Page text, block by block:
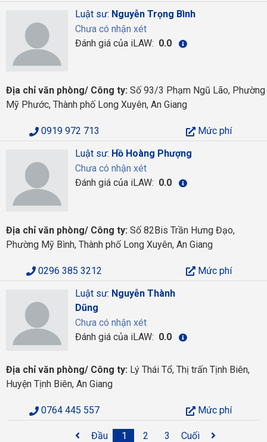
Luật sư: Nguyễn Trọng Bình
Chưa có nhận xét
Đánh giá của iLAW: 0.0
Địa chỉ văn phòng/ Công ty: Số 93/3 Phạm Ngũ Lão, Phường
Mỹ Phước, Thành phố Long Xuyên, An Giang
0919 972 713
Mức phí
Luật sư: Hồ Hoàng Phượng
Chưa có nhận xét
Đánh giá của iLAW: 0.0
Địa chỉ văn phòng/ Công ty: Số 82Bis Trần Hưng Đạo,
Phường Mỹ Bình, Thành phố Long Xuyên, An Giang
0296 385 3212
Mức phí
Luật sư: Nguyễn Thành
Dũng
Chưa có nhận xét
Đánh giá của iLAW: 0.0
Địa chỉ văn phòng/ Công ty: Lý Thái Tổ, Thị trấn Tịnh Biên,
Huyện Tịnh Biên, An Giang
0764 445 557 Mức phí
Đầu 1 2 3 Cuối